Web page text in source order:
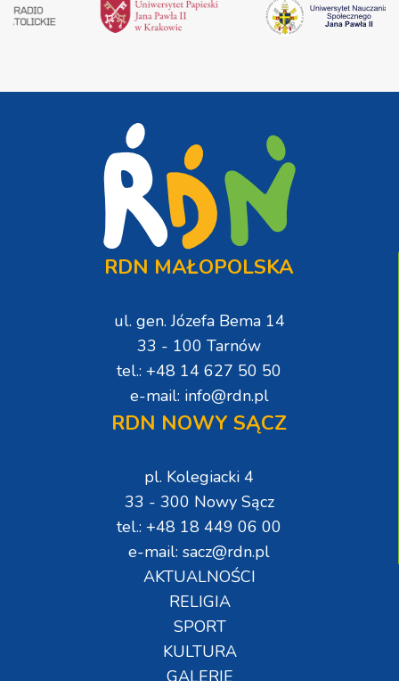
RDN MAŁOPOLSKA
ul. gen. Józefa Bema 14
33 - 100 Tarnów
tel.: +48 14 627 50 50
e-mail: info@rdn.pl
RDN NOWY SĄCZ
pl. Kolegiacki 4
33 - 300 Nowy Sącz
tel.: +48 18 449 06 00
e-mail: sacz@rdn.pl
AKTUALNOŚCI
RELIGIA
SPORT
KULTURA
GALERIE